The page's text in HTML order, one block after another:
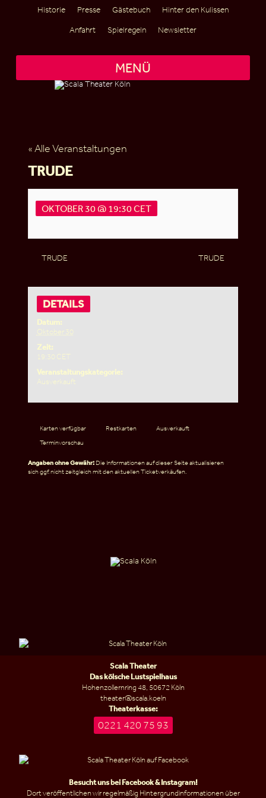
Historie Presse Gästebuch
Hinter den Kulissen
Anfahrt
Spielregeln Newsletter
MENÜ
« Alle Veranstaltungen
TRUDE
OKTOBER 30 @ 19:30CET
TRUDE TRUDE
DETAILS
Datum:
Oktober 30
Zeit:
19:30
CET
Veranstaltungskategorie:
Ausverkauft
Karten verfügbar Restkarten
Ausverkauft
Terminvorschau
Angaben ohne Gewähr: Die Informationen auf dieser Seite aktualisieren
sich ggf. nicht zeitgleich mit den aktuellen Ticketverkäufen.
Scala Theater
Das kölsche Lustspielhaus
Hohenzollernring 48, 50672 Köln
theater@scala.koeln
Theaterkasse:
0221 420 75 93
Besucht uns beiFacebook&Instagram!
Dort veröffentlichen wir regelmäßig Hintergrundinformationen über